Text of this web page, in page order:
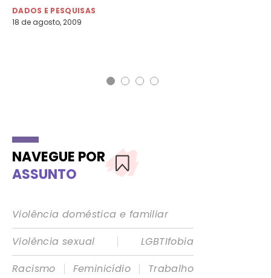
DADOS E PESQUISAS
18 de agosto, 2009
NAVEGUE POR
ASSUNTO
Violência doméstica e familiar
Violência sexual
|
LGBTIfobia
Racismo
| Feminicídio |
Trabalho